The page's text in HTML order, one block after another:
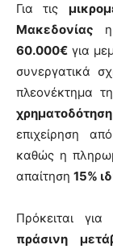
Για τις
Μακεδονίας η
60.000€ για
συνεργατικά
πλεονέκτημα
επιχείρηση
καθώς η
απαίτηση 15%
Πρόκειται
πράσινη